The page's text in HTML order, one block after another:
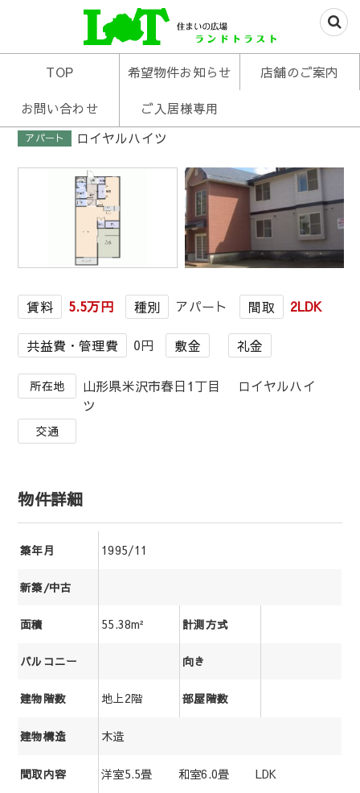
住まいの広場ランド
トラスト
米沢の不動産はお任せあれ
TOP 希望物件お知らせ 店舗のご案内
お問い合わせ ご入居様専用
アパート ロイヤルハイツ
/1
賃料 5.5万円 種別 アパート 間取 2LDK
共益費・管理費 0円 敷金 礼金
所在地
山形県米沢市春日1丁目 ロイヤルハイ
ツ
交通
物件詳細
築年月 1995/11
新築/中古
面積 55.38m² 計測方式
バルコニー 向き
建物階数 地上2階 部屋階数
建物構造 木造
間取内容 洋室5.5畳 和室6.0畳 LDK